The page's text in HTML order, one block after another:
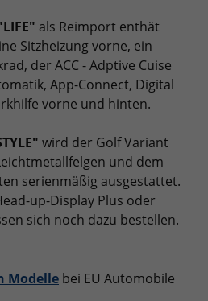
als Reimport enthät
Sitzheizung vorne, ein
der ACC - Adptive Cuise
App-Connect, Digital
vorne und hinten.
wird der Golf Variant
und dem
serienmäßig ausgestattet.
up-Display Plus oder
sich noch dazu bestellen.
Modelle bei EU Automobile